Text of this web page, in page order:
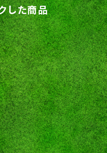
した商品